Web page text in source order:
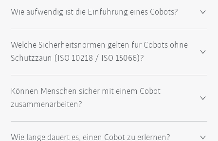
Wie aufwendig ist die Einführung eines Cobots?
Welche Sicherheitsnormen gelten für Cobots ohne
Schutzzaun (ISO 10218 / ISO 15066)?
Können Menschen sicher mit einem Cobot
zusammenarbeiten?
Wie lange dauert es, einen Cobot zu erlernen?